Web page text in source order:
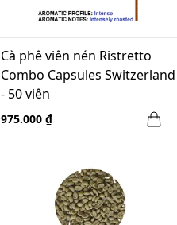
Cà phê viên nén Ristretto
Combo Capsules Switzerland
- 50 viên
975.000 ₫